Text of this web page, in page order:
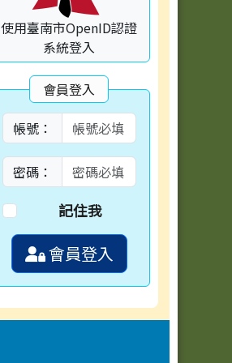
使用臺南市OpenID認證
系統登入
會員登入
帳號：
密碼：
記住我
會員登入